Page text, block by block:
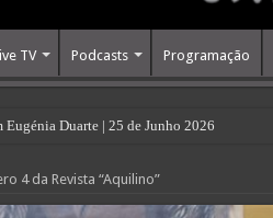
TV Podcasts Programação
Duarte | 25 de Junho 2026
4 da Revista “Aquilino”